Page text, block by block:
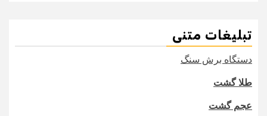
تبلیغات متنی
دستگاه برش سنگ
طلا گشت
عجم گشت